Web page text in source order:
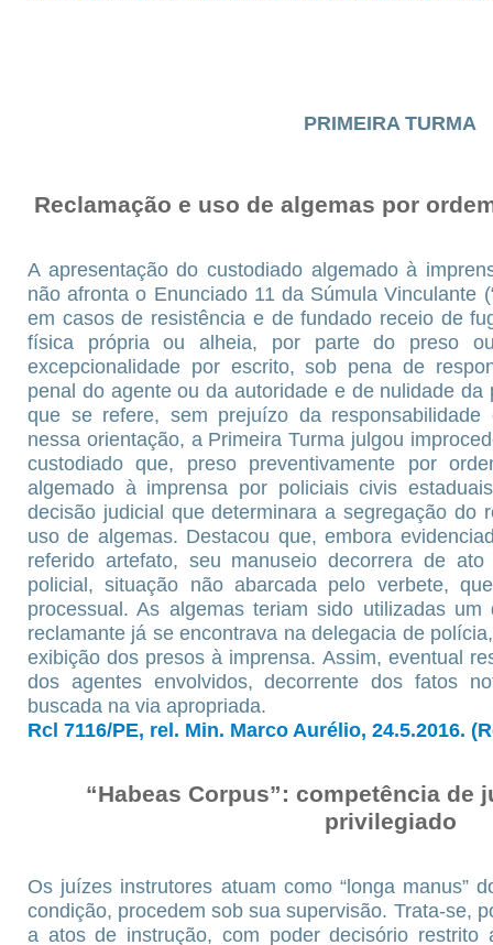
PRIMEIRA TURMA
Reclamação e uso de algemas por
A apresentação do custodiado algemado à
não afronta o Enunciado 11 da Súmula Vinculante
em casos de resistência e de fundado receio de
física própria ou alheia, por parte do preso
excepcionalidade por escrito, sob pena de
penal do agente ou da autoridade e de nulidade
que se refere, sem prejuízo da responsabilidade
nessa orientação, a Primeira Turma julgou
custodiado que, preso preventivamente por
algemado à imprensa por policiais civis
decisão judicial que determinara a segregação do
uso de algemas. Destacou que, embora
referido artefato, seu manuseio decorrera de ato
policial, situação não abarcada pelo verbete,
processual. As algemas teriam sido utilizadas
reclamante já se encontrava na delegacia de
exibição dos presos à imprensa. Assim, eventual
dos agentes envolvidos, decorrente dos fatos
buscada na via apropriada.
Rcl 7116/PE, rel. Min. Marco Aurélio, 24.5.2016.
“Habeas Corpus”: competência de
privilegiado
Os juízes instrutores atuam como “longa manus”
condição, procedem sob sua supervisão. Trata-se,
a atos de instrução, com poder decisório restrito